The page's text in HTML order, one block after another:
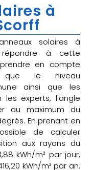
à
solaires à
répondre à cette
en compte
que le niveau
ainsi que les
les experts, l'angle
au maximum du
En prenant en
de calculer
aux rayons du
kWh/m² par jour,
kWh/m² par an.